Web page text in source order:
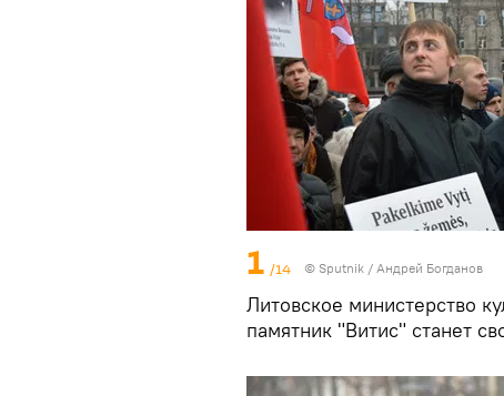
1 /14 © Sputnik / Андрей Богданов
Литовское министерство
памятник "Витис" станет